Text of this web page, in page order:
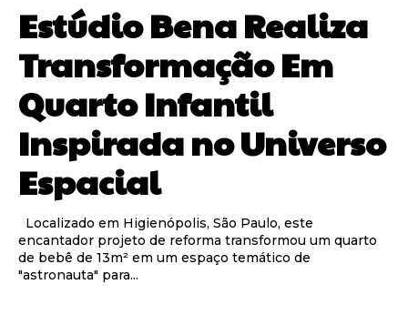
Estúdio Bena Realiza
Transformação Em
Quarto Infantil
Inspirada no Universo
Espacial
encantador projeto de reforma transformou um quarto
de bebê de 13m² em um espaço temático de
"astronauta" para...